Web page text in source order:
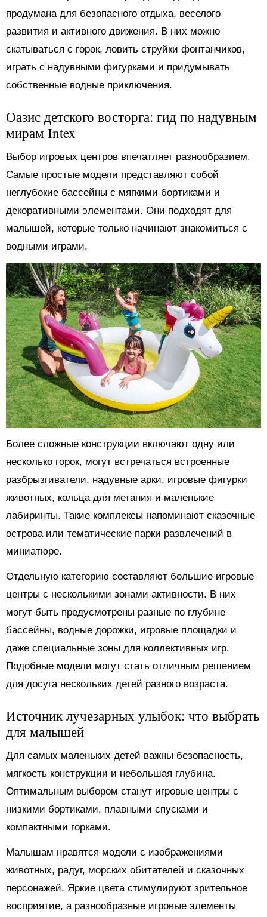
продумана для безопасного отдыха, веселого
развития и активного движения. В них можно
скатываться с горок, ловить струйки фонтанчиков,
играть с надувными фигурками и придумывать
собственные водные приключения.
Оазис детского восторга: гид по надувным
мирам Intex
Выбор игровых центров впечатляет разнообразием.
Самые простые модели представляют собой
неглубокие бассейны с мягкими бортиками и
декоративными элементами. Они подходят для
малышей, которые только начинают знакомиться с
водными играми.
Более сложные конструкции включают одну или
несколько горок, могут встречаться встроенные
разбрызгиватели, надувные арки, игровые фигурки
животных, кольца для метания и маленькие
лабиринты. Такие комплексы напоминают сказочные
острова или тематические парки развлечений в
миниатюре.
Отдельную категорию составляют большие игровые
центры с несколькими зонами активности. В них
могут быть предусмотрены разные по глубине
бассейны, водные дорожки, игровые площадки и
даже специальные зоны для коллективных игр.
Подобные модели могут стать отличным решением
для досуга нескольких детей разного возраста.
Источник лучезарных улыбок: что выбрать
для малышей
Для самых маленьких детей важны безопасность,
мягкость конструкции и небольшая глубина.
Оптимальным выбором станут игровые центры с
низкими бортиками, плавными спусками и
компактными горками.
Малышам нравятся модели с изображениями
животных, радуг, морских обитателей и сказочных
персонажей. Яркие цвета стимулируют зрительное
восприятие, а разнообразные игровые элементы